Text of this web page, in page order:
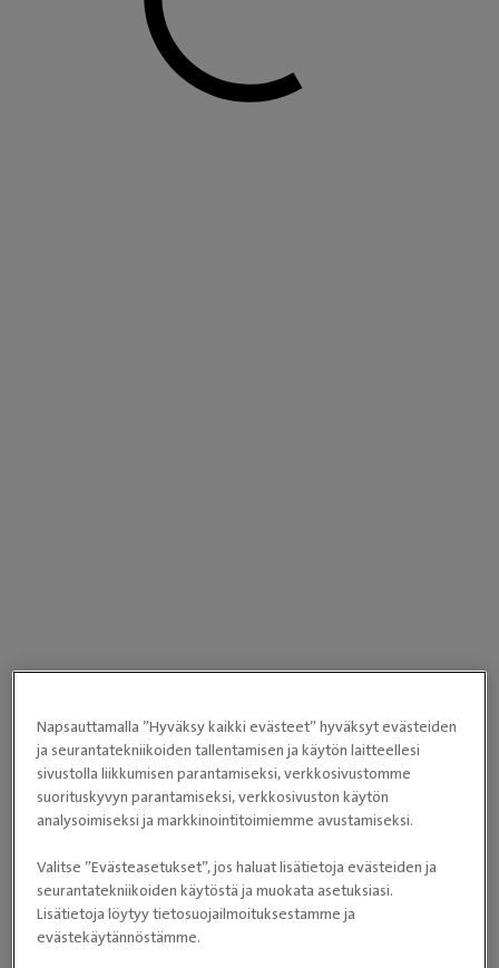
Napsauttamalla ”Hyväksy kaikki evästeet” hyväksyt evästeiden
ja seurantatekniikoiden tallentamisen ja käytön laitteellesi
sivustolla liikkumisen parantamiseksi, verkkosivustomme
suorituskyvyn parantamiseksi, verkkosivuston käytön
analysoimiseksi ja markkinointitoimiemme avustamiseksi.
Valitse ”Evästeasetukset”, jos haluat lisätietoja evästeiden ja
seurantatekniikoiden käytöstä ja muokata asetuksiasi.
Lisätietoja löytyy tietosuojailmoituksestamme ja
evästekäytännöstämme.